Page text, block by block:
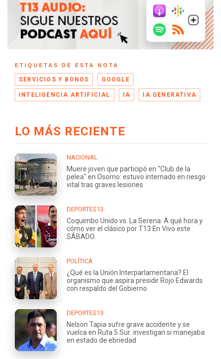
ETIQUETAS DE ESTA NOTA
SERVICIOS Y BONOS GOOGLE
INTELIGENCIA ARTIFICIAL IA IA GENERATIVA
LO MÁS RECIENTE
NACIONAL
Muere joven que participó en "Club de la
pelea" en Osorno: estuvo internado en riesgo
vital tras graves lesiones
DEPORTES13
Coquimbo Unido vs. La Serena: A qué hora y
cómo ver el clásico por T13 En Vivo este
SÁBADO
POLÍTICA
¿Qué es la Unión Interparlamentaria? El
organismo que aspira presidir Rojo Edwards
con respaldo del Gobierno
DEPORTES13
Nelson Tapia sufre grave accidente y se
vuelca en Ruta 5 Sur: investigan si manejaba
en estado de ebriedad